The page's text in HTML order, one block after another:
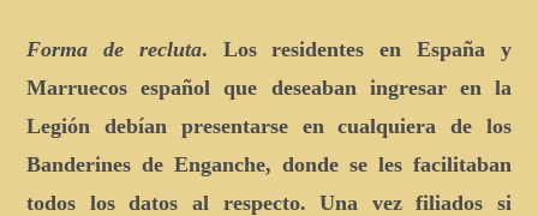
Forma de recluta. Los residentes en España y
Marruecos español que deseaban ingresar en la
Legión debían presentarse en cualquiera de los
Banderines de Enganche, donde se les facilitaban
todos los datos al respecto. Una vez filiados si